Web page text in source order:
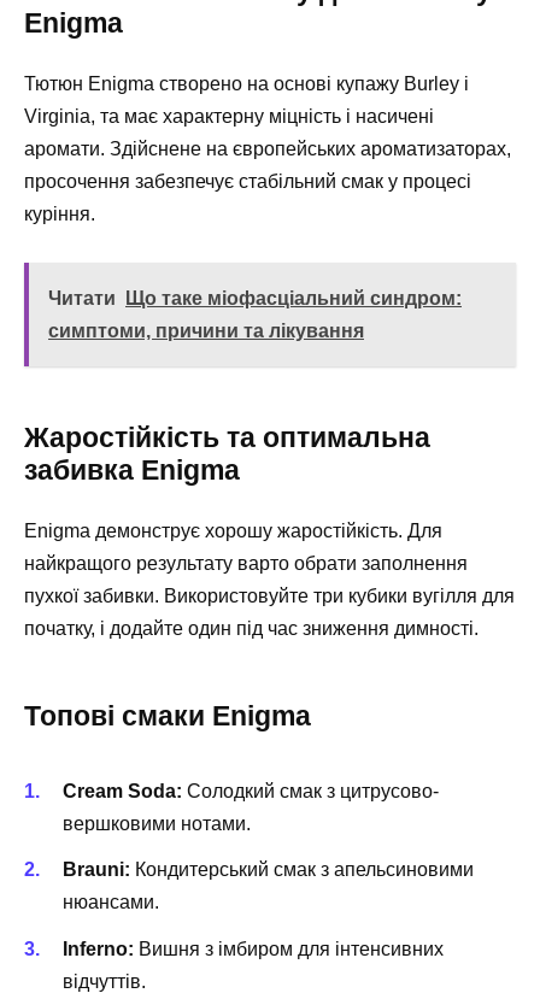
Enigma
Тютюн Enigma створено на основі купажу Burley і
Virginia, та має характерну міцність і насичені
аромати. Здійснене на європейських ароматизаторах,
просочення забезпечує стабільний смак у процесі
куріння.
Читати
Що таке міофасціальний синдром:
симптоми, причини та лікування
Жаростійкість та оптимальна
забивка Enigma
Enigma демонструє хорошу жаростійкість. Для
найкращого результату варто обрати заполнення
пухкої забивки. Використовуйте три кубики вугілля для
початку, і додайте один під час зниження димності.
Топові смаки Enigma
Cream Soda: Солодкий смак з цитрусово-
вершковими нотами.
Brauni: Кондитерський смак з апельсиновими
нюансами.
Inferno: Вишня з імбиром для інтенсивних
відчуттів.